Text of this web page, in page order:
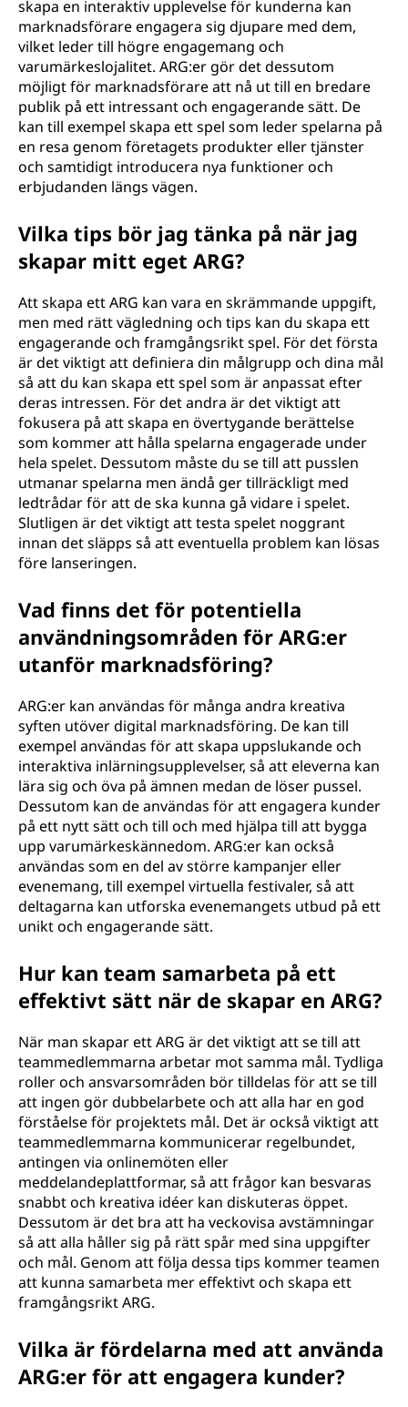
skapa en interaktiv upplevelse för kunderna kan
marknadsförare engagera sig djupare med dem,
vilket leder till högre engagemang och
varumärkeslojalitet. ARG:er gör det dessutom
möjligt för marknadsförare att nå ut till en bredare
publik på ett intressant och engagerande sätt. De
kan till exempel skapa ett spel som leder spelarna på
en resa genom företagets produkter eller tjänster
och samtidigt introducera nya funktioner och
erbjudanden längs vägen.
Vilka tips bör jag tänka på när jag
skapar mitt eget ARG?
Att skapa ett ARG kan vara en skrämmande uppgift,
men med rätt vägledning och tips kan du skapa ett
engagerande och framgångsrikt spel. För det första
är det viktigt att definiera din målgrupp och dina mål
så att du kan skapa ett spel som är anpassat efter
deras intressen. För det andra är det viktigt att
fokusera på att skapa en övertygande berättelse
som kommer att hålla spelarna engagerade under
hela spelet. Dessutom måste du se till att pusslen
utmanar spelarna men ändå ger tillräckligt med
ledtrådar för att de ska kunna gå vidare i spelet.
Slutligen är det viktigt att testa spelet noggrant
innan det släpps så att eventuella problem kan lösas
före lanseringen.
Vad finns det för potentiella
användningsområden för ARG:er
utanför marknadsföring?
ARG:er kan användas för många andra kreativa
syften utöver digital marknadsföring. De kan till
exempel användas för att skapa uppslukande och
interaktiva inlärningsupplevelser, så att eleverna kan
lära sig och öva på ämnen medan de löser pussel.
Dessutom kan de användas för att engagera kunder
på ett nytt sätt och till och med hjälpa till att bygga
upp varumärkeskännedom. ARG:er kan också
användas som en del av större kampanjer eller
evenemang, till exempel virtuella festivaler, så att
deltagarna kan utforska evenemangets utbud på ett
unikt och engagerande sätt.
Hur kan team samarbeta på ett
effektivt sätt när de skapar en ARG?
När man skapar ett ARG är det viktigt att se till att
teammedlemmarna arbetar mot samma mål. Tydliga
roller och ansvarsområden bör tilldelas för att se till
att ingen gör dubbelarbete och att alla har en god
förståelse för projektets mål. Det är också viktigt att
teammedlemmarna kommunicerar regelbundet,
antingen via onlinemöten eller
meddelandeplattformar, så att frågor kan besvaras
snabbt och kreativa idéer kan diskuteras öppet.
Dessutom är det bra att ha veckovisa avstämningar
så att alla håller sig på rätt spår med sina uppgifter
och mål. Genom att följa dessa tips kommer teamen
att kunna samarbeta mer effektivt och skapa ett
framgångsrikt ARG.
Vilka är fördelarna med att använda
ARG:er för att engagera kunder?